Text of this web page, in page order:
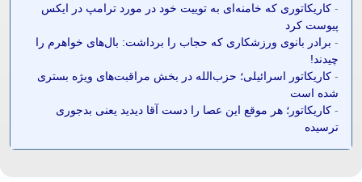
- کاریکاتوری که خامنه‌ای به توییت خود در مورد ترامپ در ایکس
پیوست کرد
- برادر بانوی ورزشکاری که حجاب را برداشت: بال‌های خواهرم را
چیدند!
- کاریکاتور اسرائیلی؛ حزب‌الله در بخش مراقبت‌های ویژه بستری
شده است
- کاریکاتور؛ هر موقع این عصا را دست آقا دیدید یعنی بدجوری
ترسیده